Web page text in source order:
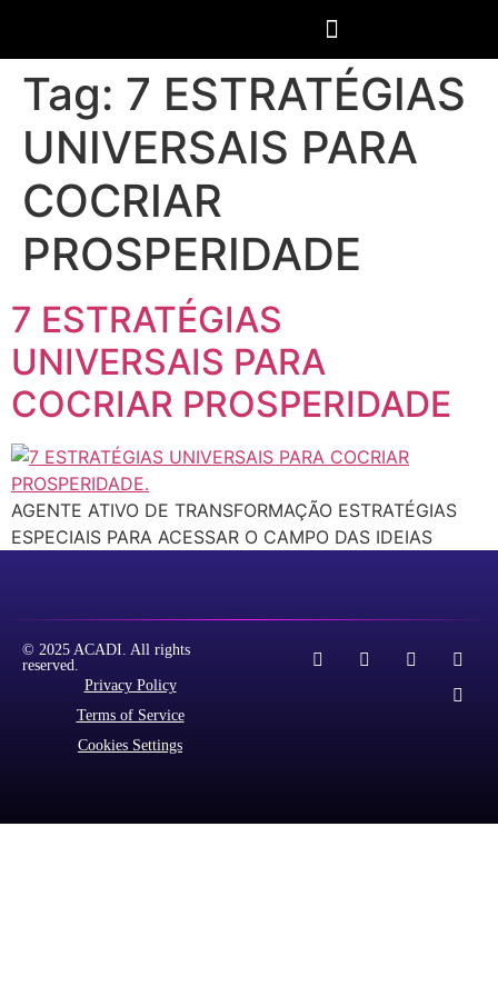
Tag: 7 ESTRATÉGIAS
UNIVERSAIS PARA
COCRIAR
PROSPERIDADE
7 ESTRATÉGIAS
UNIVERSAIS PARA
COCRIAR PROSPERIDADE
AGENTE ATIVO DE TRANSFORMAÇÃO ESTRATÉGIAS
ESPECIAIS PARA ACESSAR O CAMPO DAS IDEIAS
© 2025 ACADI. All rights
reserved.
Privacy Policy
Terms of Service
Cookies Settings